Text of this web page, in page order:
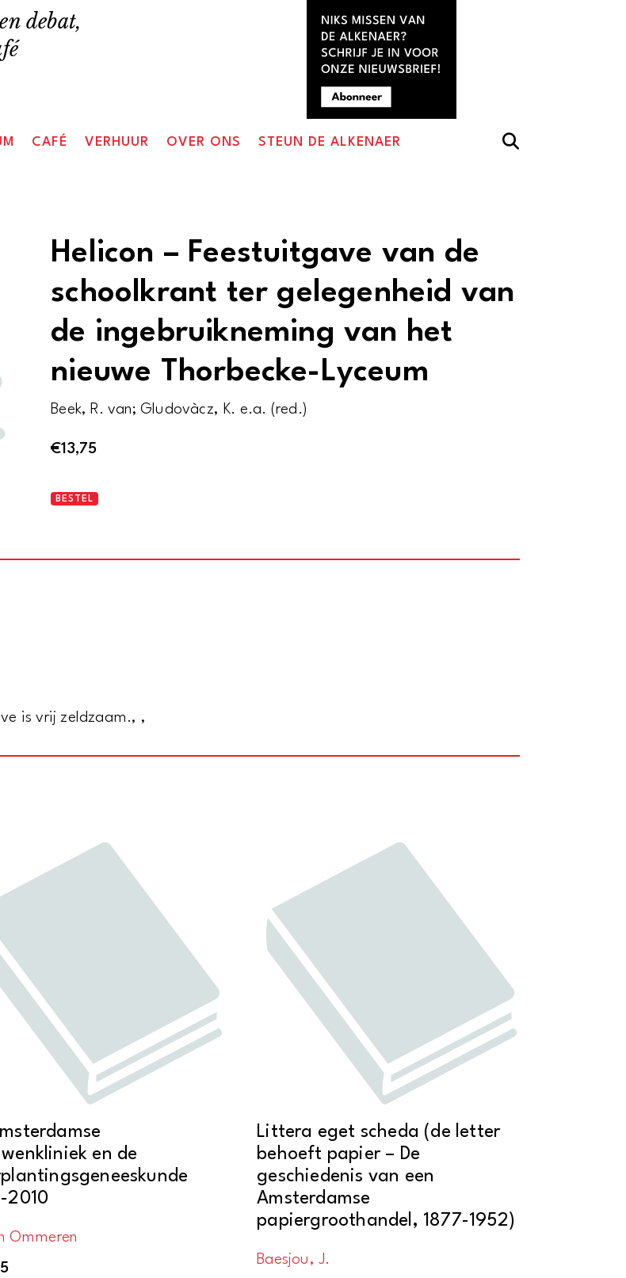
debat,
CAFÉ VERHUUR OVER ONS STEUN DE ALKENAER
Helicon – Feestuitgave van de
schoolkrant ter gelegenheid van
de ingebruikneming van het
nieuwe Thorbecke-Lyceum
Beek, R. van; Gludovàcz, K. e.a. (red.)
€13,75
Helicon
van
ingebruikneming
Lyceum
aantal
BESTEL
is vrij zeldzaam., ,
en de
2010
Ommeren
Littera eget scheda (de letter
behoeft papier – De
geschiedenis van een
Amsterdamse
papiergroothandel, 1877-1952)
Baesjou, J.